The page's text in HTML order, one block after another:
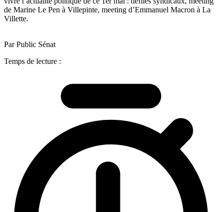
de Marine Le Pen à Villepinte, meeting d’Emmanuel Macron à La
Villette.
Par Public Sénat
Temps de lecture :